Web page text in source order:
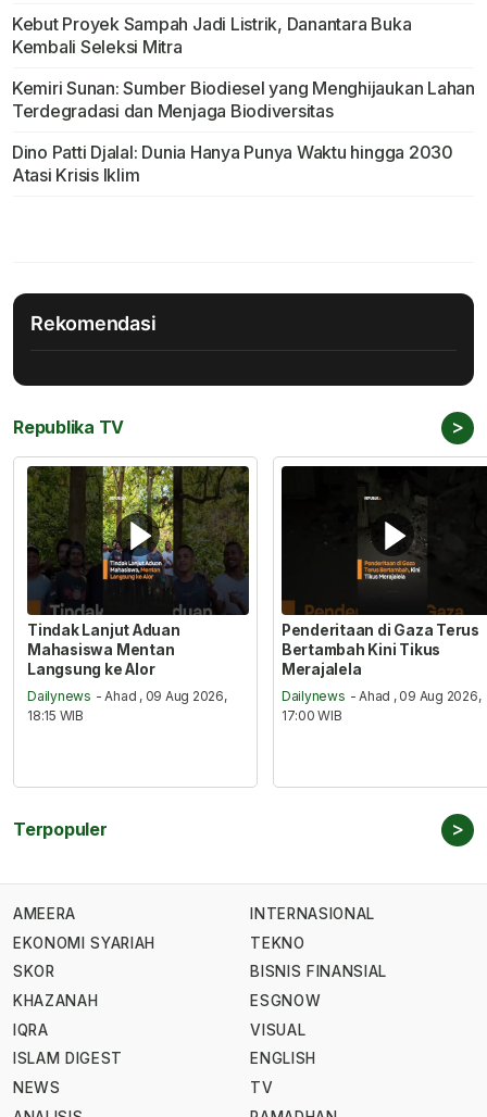
Kebut Proyek Sampah Jadi Listrik, Danantara Buka
Kembali Seleksi Mitra
Kemiri Sunan: Sumber Biodiesel yang Menghijaukan Lahan
Terdegradasi dan Menjaga Biodiversitas
Dino Patti Djalal: Dunia Hanya Punya Waktu hingga 2030
Atasi Krisis Iklim
Rekomendasi
Republika TV >
Tindak Lanjut Aduan
Mahasiswa Mentan
Langsung ke Alor
Dailynews - Ahad , 09 Aug 2026,
18:15 WIB
Penderitaan di Gaza Terus
Bertambah Kini Tikus
Merajalela
Dailynews - Ahad , 09 Aug 2026,
17:00 WIB
Terpopuler >
AMEERA
EKONOMI SYARIAH
SKOR
KHAZANAH
IQRA
ISLAM DIGEST
NEWS
INTERNASIONAL
TEKNO
BISNIS FINANSIAL
ESGNOW
VISUAL
ENGLISH
TV